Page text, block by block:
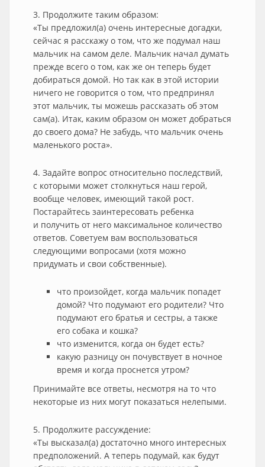
3. Продолжите таким образом:
«Ты предложил(а) очень интересные догадки,
сейчас я расскажу о том, что же подумал наш
мальчик на самом деле. Мальчик начал думать
прежде всего о том, как же он теперь будет
добираться домой. Но так как в этой истории
ничего не говорится о том, что предпринял
этот мальчик, ты можешь рассказать об этом
сам(а). Итак, каким образом он может добраться
до своего дома? Не забудь, что мальчик очень
маленького роста».
4. Задайте вопрос относительно последствий,
с которыми может столкнуться наш герой,
вообще человек, имеющий такой рост.
Постарайтесь заинтересовать ребенка
и получить от него максимальное количество
ответов. Советуем вам воспользоваться
следующими вопросами (хотя можно
придумать и свои собственные).
что произойдет, когда мальчик попадет
домой? Что подумают его родители? Что
подумают его братья и сестры, а также
его собака и кошка?
что изменится, когда он будет есть?
какую разницу он почувствует в ночное
время и когда проснется утром?
Принимайте все ответы, несмотря на то что
некоторые из них могут показаться нелепыми.
5. Продолжите рассуждение:
«Ты высказал(а) достаточно много интересных
предположений. А теперь подумай, как будут